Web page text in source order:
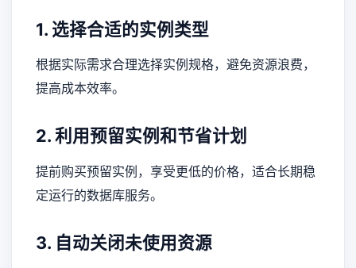
1. 选择合适的实例类型
根据实际需求合理选择实例规格，避免资源浪费，
提高成本效率。
2. 利用预留实例和节省计划
提前购买预留实例，享受更低的价格，适合长期稳
定运行的数据库服务。
3. 自动关闭未使用资源